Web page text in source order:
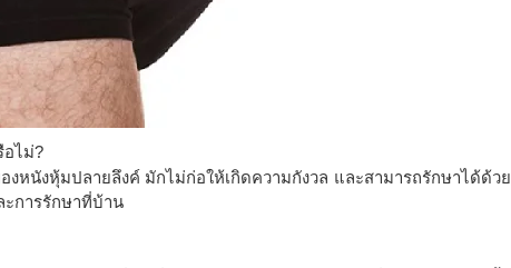
ไม่?
งหนังหุ้มปลายลึงค์ มักไม่ก่อให้เกิดความกังวล และสามารถรักษาได้ด้วย
ะการรักษาที่บ้าน